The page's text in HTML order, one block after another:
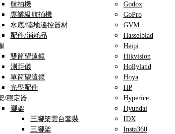
航拍機
專業級航拍機
水底/陸地遙控器材
配件/消耗品
雙筒望遠鏡
測距儀
單筒望遠鏡
光學配件
/穩定器
腳架
三腳架雲台套裝
三腳架
Godox
GoPro
GVM
Hasselblad
Heipi
Hikvision
Hollyland
Hoya
HP
Hyperice
Hyundai
IDX
Insta360